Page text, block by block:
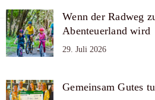
Wenn der Radweg
Abenteuerland wird
29. Juli 2026
Gemeinsam Gutes